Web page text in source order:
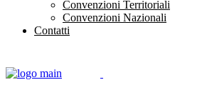
Convenzioni Territoriali
Convenzioni Nazionali
Contatti